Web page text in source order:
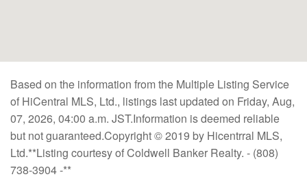
Based on the information from the Multiple Listing Service
of HiCentral MLS, Ltd., listings last updated on Friday, Aug,
07, 2026, 04:00 a.m. JST.Information is deemed reliable
but not guaranteed.Copyright © 2019 by Hicentrral MLS,
Ltd.**Listing courtesy of Coldwell Banker Realty. - (808)
738-3904 -**